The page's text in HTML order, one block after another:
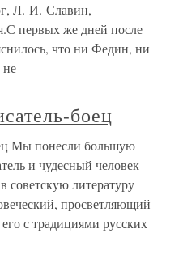
Л. И. Славин,
первых же дней после
что ни Федин, ни
не
боец
Мы понесли большую
и чудесный человек
литературу
просветляющий
с традициями русских